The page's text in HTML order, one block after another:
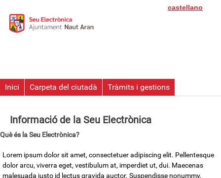
castellano
Inici Carpeta del ciutadà Tràmits i gestions
Informació de la Seu Electrònica
Què és la Seu Electrònica?
Lorem ipsum dolor sit amet, consectetuer adipiscing elit. Pellentesque
dolor arcu, viverra eget, vestibulum at, imperdiet ut, dui. Maecenas
malesuada justo id lectus gravida auctor. Suspendisse nonummy,